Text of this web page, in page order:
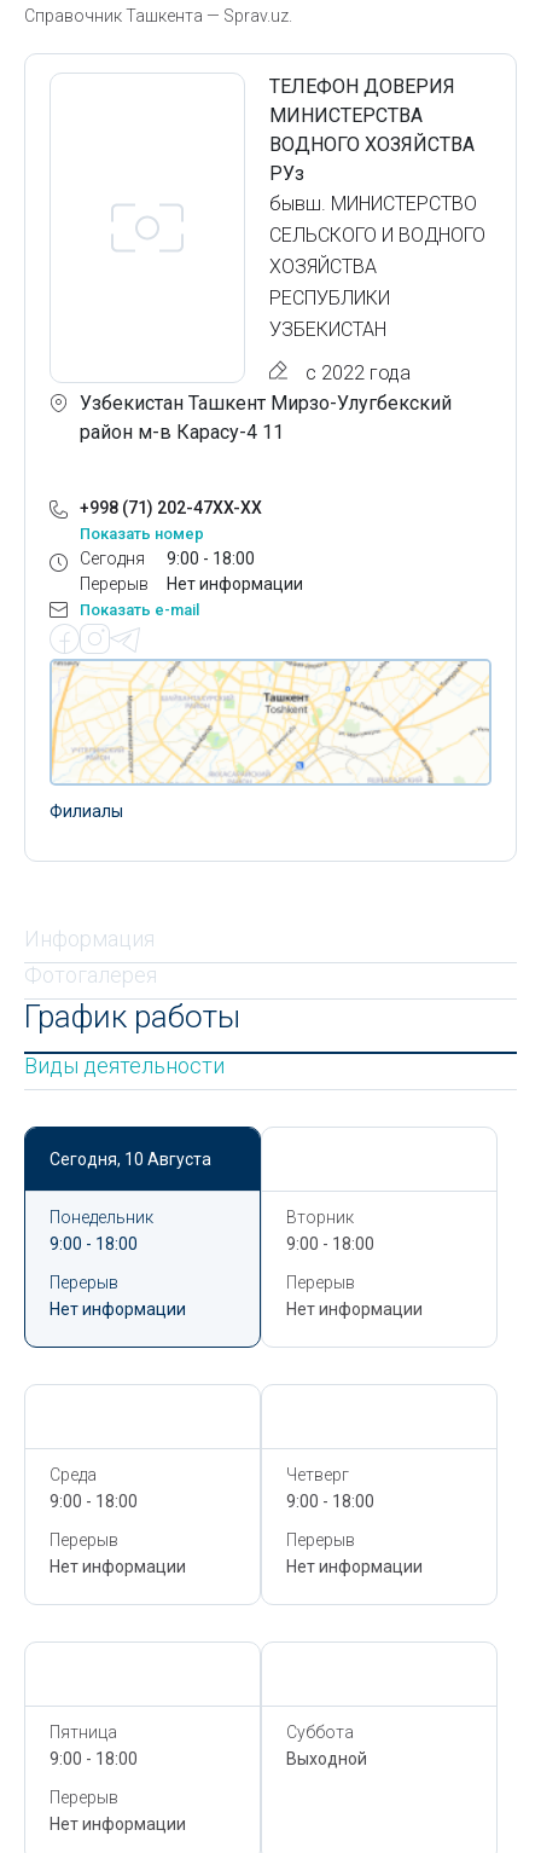
Справочник Ташкента — Sprav.uz.
ТЕЛЕФОН ДОВЕРИЯ
МИНИСТЕРСТВА
ВОДНОГО ХОЗЯЙСТВА
РУз
бывш. МИНИСТЕРСТВО
СЕЛЬСКОГО И ВОДНОГО
ХОЗЯЙСТВА
РЕСПУБЛИКИ
УЗБЕКИСТАН
с 2022 года
Узбекистан Ташкент Мирзо-Улугбекский
район м-в Карасу-4 11
+998 (71) 202-47XX-XX
Показать номер
Сегодня
Перерыв
9:00 - 18:00
Нет информации
Показать e-mail
Филиалы
Информация
Фотогалерея
График работы
Виды деятельности
Сегодня, 10 Августа
Понедельник
9:00 - 18:00
Перерыв
Нет информации
Вторник
9:00 - 18:00
Перерыв
Нет информации
Среда
9:00 - 18:00
Перерыв
Нет информации
Четверг
9:00 - 18:00
Перерыв
Нет информации
Пятница
9:00 - 18:00
Перерыв
Нет информации
Суббота
Выходной